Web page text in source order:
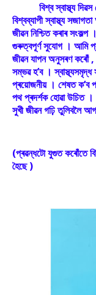
বিশ্ব স্বাস্থ্য দিৱস
বিশ্বব্যাপী স্বাস্থ্য
জীৱন নিশ্চিত কৰাৰ
গুৰুত্বপূৰ্ণ সুযোগ । আমি
জীৱন যাপন অনুসৰণ কৰোঁ
সম্ভৱ হ’ব ।
প্ৰয়োজনীয় । শেষত ক’ব
পথ প্ৰদৰ্শক হোৱা উচিত
সুখী জীৱন গঢ়ি তুলিবলৈ
(প্ৰৱন্ধটো যুগুত কৰোঁতে
হৈছে )